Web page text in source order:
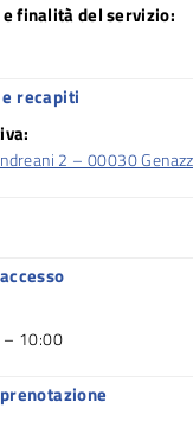
finalità del servizio:
recapiti
2 – 00030
– 10:00